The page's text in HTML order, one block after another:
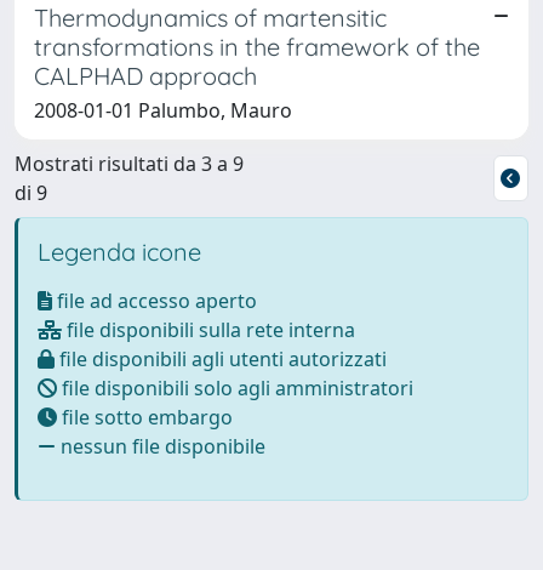
Thermodynamics of martensitic
transformations in the framework of the
CALPHAD approach
2008-01-01 Palumbo, Mauro
Mostrati risultati da 3 a 9
di 9
Legenda icone
file ad accesso aperto
file disponibili sulla rete interna
file disponibili agli utenti autorizzati
file disponibili solo agli amministratori
file sotto embargo
nessun file disponibile